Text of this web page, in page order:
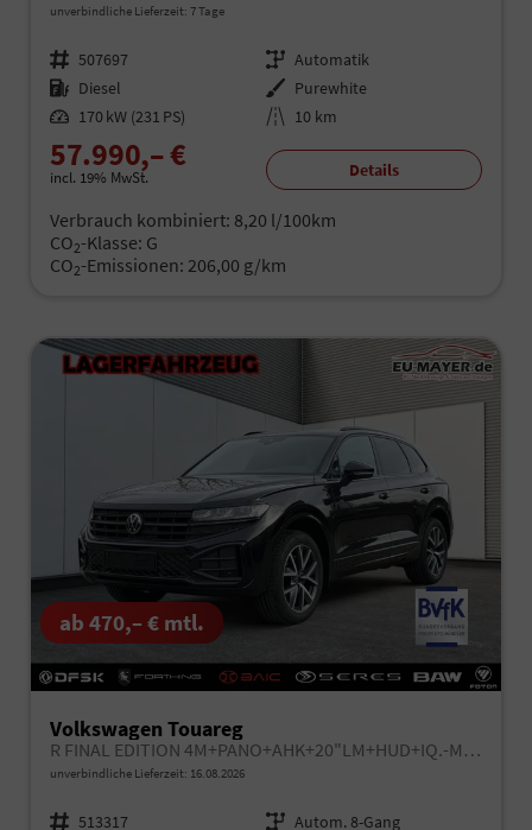
unverbindliche Lieferzeit: 7 Tage
Fahrzeugnr. 507697 Getriebe Automatik
Kraftstoff Diesel Außenfarbe Purewhite
Leistung 170 kW (231 PS) Kilometerstand 10 km
57.990,– €
incl. 19% MwSt. Details
Verbrauch kombiniert: 8,20 l/100km
CO2-Klasse: G
CO2-Emissionen: 206,00 g/km
ab 470,– € mtl.
Volkswagen Touareg
R FINAL EDITION 4M+PANO+AHK+20"LM+HUD+IQ.-MATRIX-LED
unverbindliche Lieferzeit: 16.08.2026
Fahrzeugnr. 513317 Getriebe Autom. 8-Gang